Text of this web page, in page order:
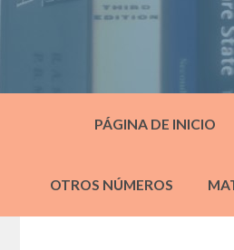
PÁGINA DE INICIO
OTROS NÚMEROS